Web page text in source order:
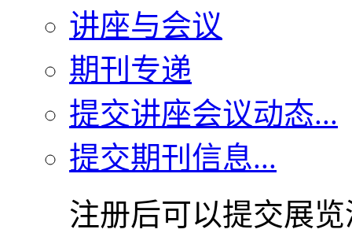
讲座与会议
期刊专递
提交讲座会议动态...
提交期刊信息...
注册后可以提交展